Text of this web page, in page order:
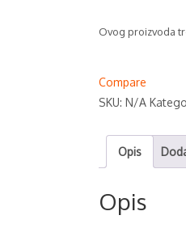
Ovog proizvoda
Compare
SKU: N/A
Opis
Opis